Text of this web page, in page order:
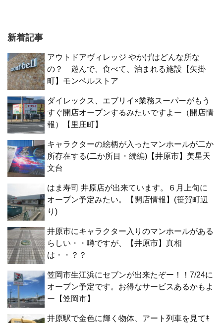
新着記事
アウトドアヴィレッジ やかげはどんな所な
の？ 遊んで、食べて、泊まれる施設【矢掛
町】モンベルストア
ダイレックス、エブリイ×業務スーパーがもう
すぐ開店オープンするみたいですよー（開店情
報）【里庄町】
キャラクターの絵柄が入ったマンホールが二か
所存在する(二か所目・続編)【井原市】美星天
文台
はま寿司 井原店が出来ています。６月上旬に
オープン予定みたい。【開店情報】(笹賀町辺
り)
井原市にキャラクター入りのマンホールがある
らしい・・噂ですが、【井原市】真相
は・・？？
笠岡市生江浜にセブンが出来たぞー！！7/24に
オープン予定です。お得なサービスあるかもよ
ー【笠岡市】
井原駅で金色に輝く物体、アート列車を見てｷ